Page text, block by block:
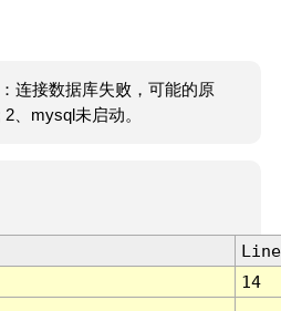
连接数据库失败，可能的原
、mysql未启动。
Line
14